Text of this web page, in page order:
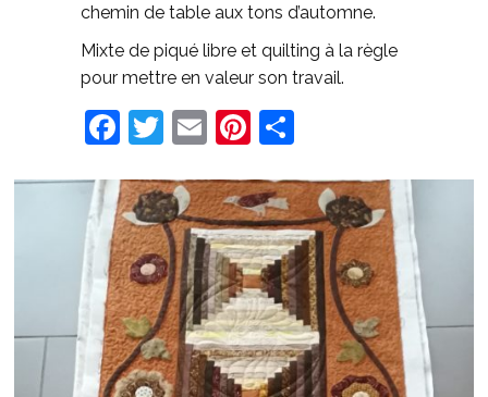
chemin de table aux tons d’automne.
Mixte de piqué libre et quilting à la règle
pour mettre en valeur son travail.
Facebook
Twitter
EmailPinterest
Share